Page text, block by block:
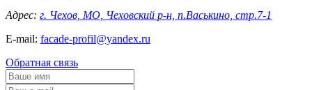
Адрес: г. Чехов, МО, Чеховский р-н, п.Васькино, стр.7-1
E-mail: facade-profil@yandex.ru
Обратная связь